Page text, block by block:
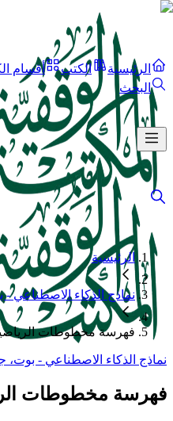
الرئيسية الكتب أقسام
البحث
الرئيسية
نماذج الذكاء الاصطناعي -
فهرسة مخطوطات
نماذج الذكاء الاصطناعي - بوت،
فهرسة مخطوطات